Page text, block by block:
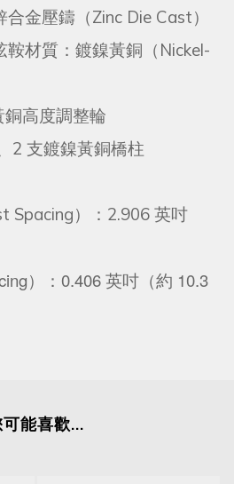
合金壓鑄（Zinc Die Cast）
鞍材質：鍍鎳黃銅（Nickel-
銅高度調整輪
2 支鍍鎳黃銅橋柱
Spacing）：2.906 英吋
）： 0.406 英吋（約 10.3
能喜歡...